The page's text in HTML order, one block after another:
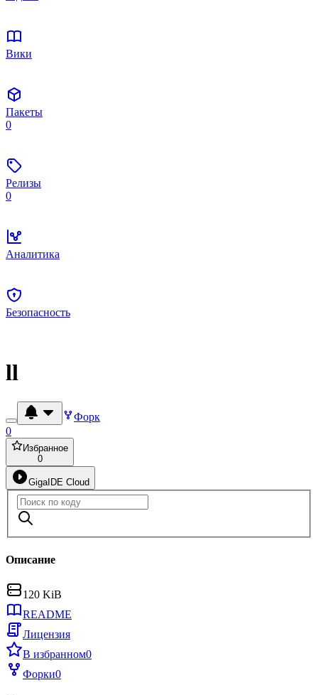
Вики
Пакеты
0
Релизы
0
Аналитика
Безопасность
ll
Форк
0
Избранное
0
GigaIDE Cloud
Описание
120 KiB
README
Лицензия
В избранном0
Форки0